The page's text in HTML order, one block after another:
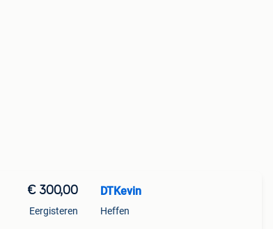
€ 300,00
Eergisteren
DTKevin
Heffen